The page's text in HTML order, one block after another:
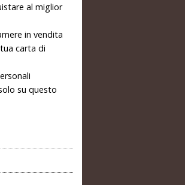
al miglior
in vendita
carta di
su questo